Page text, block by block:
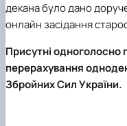
декана було дано
онлайн засідання
Присутні одноголосно
перерахування
Збройних Сил України.